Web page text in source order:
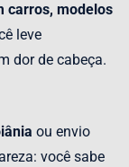
carros, modelos
leve
dor de cabeça.
ou envio
você sabe